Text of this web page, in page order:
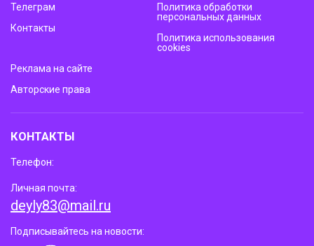
Телеграм
Контакты
Политика обработки
персональных данных
Политика использования
cookies
Реклама на сайте
Авторские права
КОНТАКТЫ
Телефон:
Личная почта:
deyly83@mail.ru
Подписывайтесь на новости: